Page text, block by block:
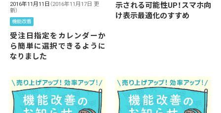
2016年11月11日 （2016年11月17日 更
新）
機能改善
受注日指定をカレンダーか
ら簡単に選択できるように
なりました
示される可能性UP！スマホ向
け表示最適化のすすめ